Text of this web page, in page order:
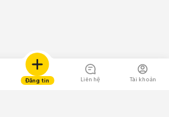
Đăng tin Liên hệ Tài khoản